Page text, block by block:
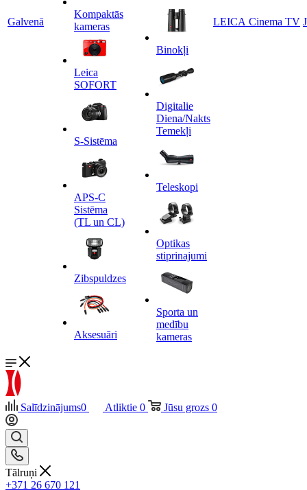
Galvenā
Kompaktās
kameras
Leica
SOFORT
S-Sistēma
APS-C
Sistēma
(TL un CL)
Zibspuldzes
Aksesuāri
Binokļi
Digitalie
Diena/Nakts
Temekļi
Teleskopi
Optikas
stiprinajumi
Sporta un
medību
kameras
LEICA Cinema TV
Salīdzinājums0 Atliktie 0 Jūsu grozs 0
Tālruņi
+371 26 670 121